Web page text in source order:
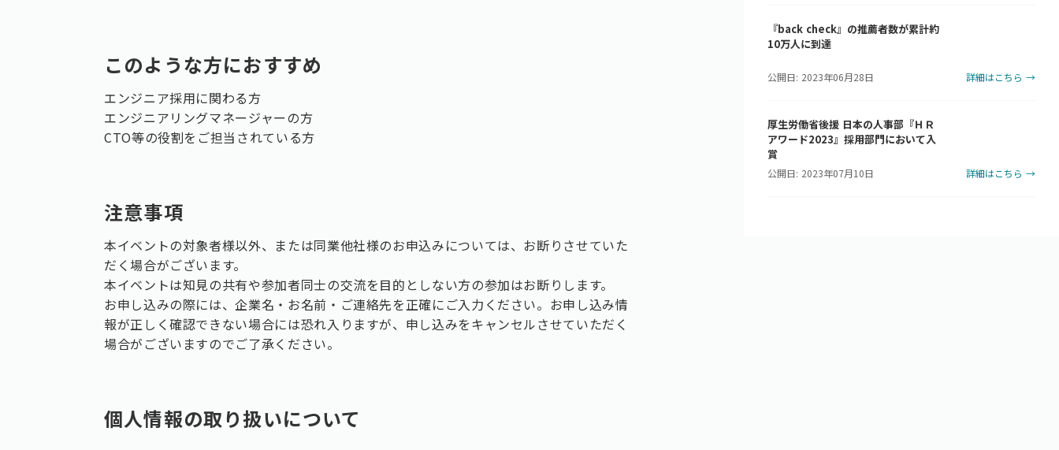
このような方におすすめ
エンジニア採用に関わる方
エンジニアリングマネージャーの方
CTO等の役割をご担当されている方
注意事項
本イベントの対象者様以外、または同業他社様のお申込みについては、お断りさせていた
だく場合がございます。
本イベントは知見の共有や参加者同士の交流を目的としない方の参加はお断りします。
お申し込みの際には、企業名・お名前・ご連絡先を正確にご入力ください。お申し込み情
報が正しく確認できない場合には恐れ入りますが、申し込みをキャンセルさせていただく
場合がございますのでご了承ください。
個人情報の取り扱いについて
『back check』の推薦者数が累計約
10万人に到達
公開日: 2023年06月28日 詳細はこちら →
厚生労働省後援 日本の人事部『ＨＲ
アワード2023』採用部門において入
賞
公開日: 2023年07月10日 詳細はこちら →